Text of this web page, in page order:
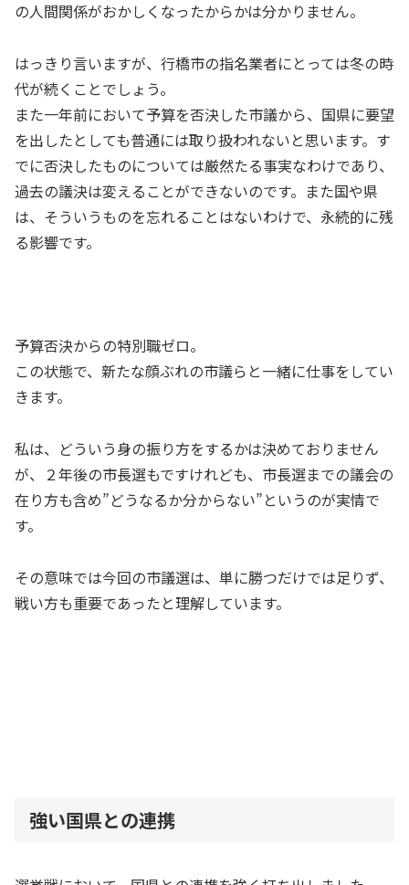
の人間関係がおかしくなったからかは分かりません。
はっきり言いますが、行橋市の指名業者にとっては冬の時
代が続くことでしょう。
また一年前において予算を否決した市議から、国県に要望
を出したとしても普通には取り扱われないと思います。す
でに否決したものについては厳然たる事実なわけであり、
過去の議決は変えることができないのです。また国や県
は、そういうものを忘れることはないわけで、永続的に残
る影響です。
予算否決からの特別職ゼロ。
この状態で、新たな顔ぶれの市議らと一緒に仕事をしてい
きます。
私は、どういう身の振り方をするかは決めておりません
が、２年後の市長選もですけれども、市長選までの議会の
在り方も含め”どうなるか分からない”というのが実情で
す。
その意味では今回の市議選は、単に勝つだけでは足りず、
戦い方も重要であったと理解しています。
強い国県との連携